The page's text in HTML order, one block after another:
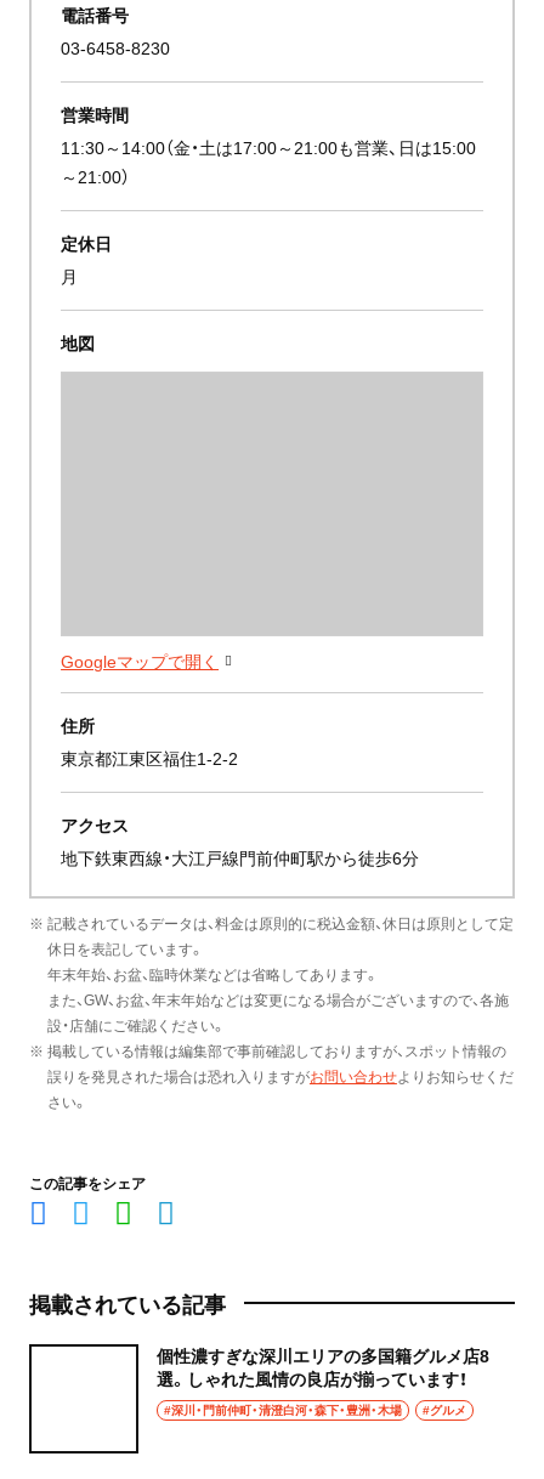
電話番号
03-6458-8230
営業時間
11:30～14:00（金・土は17:00～21:00も営業、日は15:00
～21:00）
定休日
月
地図
Googleマップで開く
住所
東京都江東区福住1-2-2
アクセス
地下鉄東西線・大江戸線門前仲町駅から徒歩6分
※ 記載されているデータは、料金は原則的に税込金額、休日は原則として定
休日を表記しています。
年末年始、お盆、臨時休業などは省略してあります。
また、GW、お盆、年末年始などは変更になる場合がございますので、各施
設・店舗にご確認ください。
※ 掲載している情報は編集部で事前確認しておりますが、スポット情報の
誤りを発見された場合は恐れ入りますがお問い合わせよりお知らせくだ
さい。
この記事をシェア
掲載されている記事
個性濃すぎな深川エリアの多国籍グルメ店8
選。しゃれた風情の良店が揃っています！
#深川・門前仲町・清澄白河・森下・豊洲・木場 #グルメ